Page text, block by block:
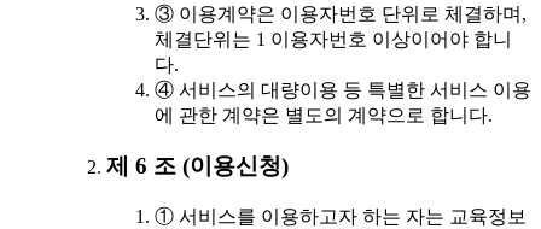
③ 이용계약은 이용자번호 단위로 체결하며,
체결단위는 1 이용자번호 이상이어야 합니
다.
④ 서비스의 대량이용 등 특별한 서비스 이용
에 관한 계약은 별도의 계약으로 합니다.
제 6 조 (이용신청)
① 서비스를 이용하고자 하는 자는 교육정보